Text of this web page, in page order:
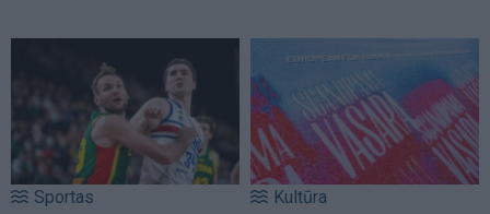
Sportas Kultūra